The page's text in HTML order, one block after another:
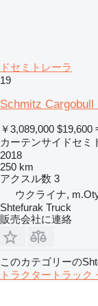
ドセミトレーラ
19
Schmitz Cargobull
￥3,089,000 $19,600
カーテンサイドセミ
2018
250 km
アクスル数 3
ウクライナ,
Shtefurak Truck
販売会社に連絡
このカテゴリーの
トラクタートラック